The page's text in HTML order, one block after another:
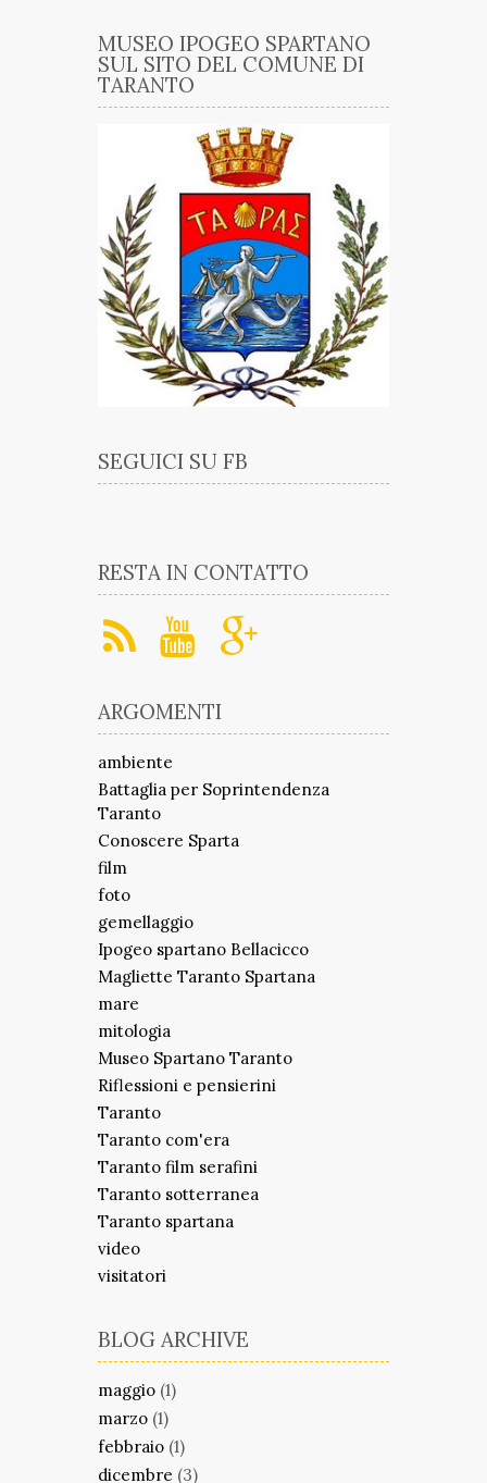
MUSEO IPOGEO SPARTANO
SUL SITO DEL COMUNE DI
TARANTO
SEGUICI SU FB
RESTA IN CONTATTO
ARGOMENTI
ambiente
Battaglia per Soprintendenza
Taranto
Conoscere Sparta
film
foto
gemellaggio
Ipogeo spartano Bellacicco
Magliette Taranto Spartana
mare
mitologia
Museo Spartano Taranto
Riflessioni e pensierini
Taranto
Taranto com'era
Taranto film serafini
Taranto sotterranea
Taranto spartana
video
visitatori
BLOG ARCHIVE
maggio (1)
marzo (1)
febbraio (1)
dicembre (3)